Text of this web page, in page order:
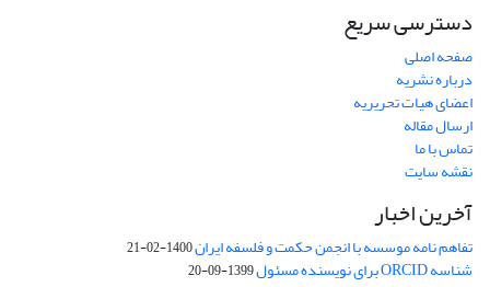
دسترسی سریع
صفحه اصلی
درباره نشریه
اعضای هیات تحریریه
ارسال مقاله
تماس با ما
نقشه سایت
آخرین اخبار
تفاهم نامه موسسه با انجمن حکمت و فلسفه ایران1400-02-21
شناسه ORCID برای نویسنده مسئول 1399-09-20